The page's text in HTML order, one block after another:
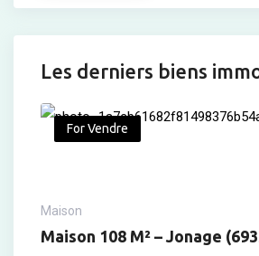
Les derniers biens
For Vendre
Maison
Maison 108 M² – Jonage